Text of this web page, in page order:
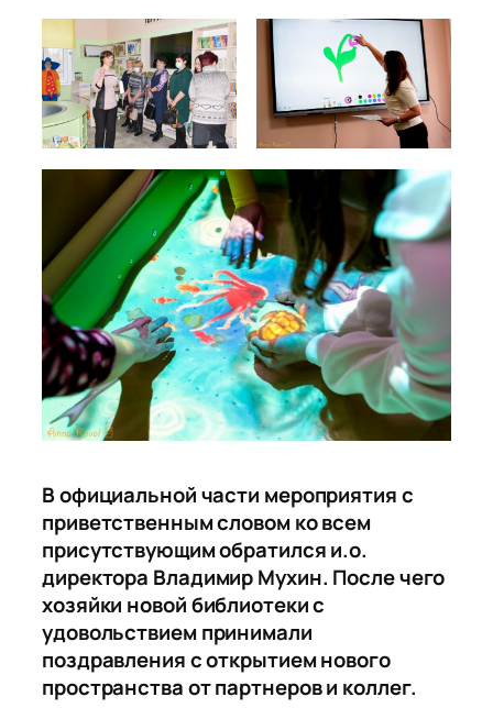
В официальной части мероприятия с
приветственным словом ко всем
присутствующим обратился и.о.
директора Владимир Мухин. После чего
хозяйки новой библиотеки с
удовольствием принимали
поздравления с открытием нового
пространства от партнеров и коллег.